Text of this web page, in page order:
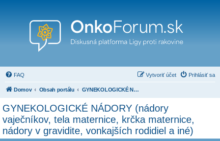
FAQ Prihlásiť sa
Vytvoriť účet
Domov Obsah portálu GYNEKOLOGICKÉ NÁDORY (nádory vaječníkov, tela maternice, krčka maternice, nádory v gravidite, vonkajších rodidiel a iné)
GYNEKOLOGICKÉ NÁDORY (nádory
vaječníkov, tela maternice, krčka maternice,
nádory v gravidite, vonkajších rodidiel a iné)